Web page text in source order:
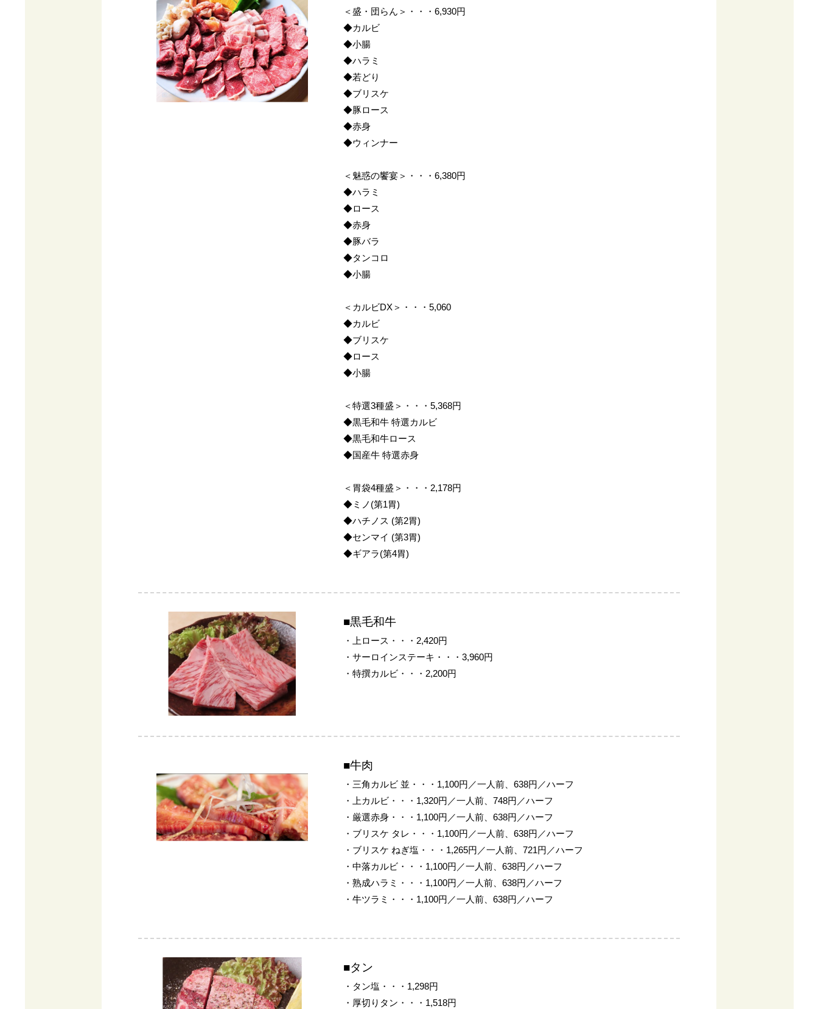
＜盛・団らん＞・・・6,930円
◆カルビ
◆小腸
◆ハラミ
◆若どり
◆ブリスケ
◆豚ロース
◆赤身
◆ウィンナー
＜魅惑の饗宴＞・・・6,380円
◆ハラミ
◆ロース
◆赤身
◆豚バラ
◆タンコロ
◆小腸
＜カルビDX＞・・・5,060
◆カルビ
◆ブリスケ
◆ロース
◆小腸
＜特選3種盛＞・・・5,368円
◆黒毛和牛 特選カルビ
◆黒毛和牛ロース
◆国産牛 特選赤身
＜胃袋4種盛＞・・・2,178円
◆ミノ(第1胃)
◆ハチノス (第2胃)
◆センマイ (第3胃)
◆ギアラ(第4胃)
■黒毛和牛
・上ロース・・・2,420円
・サーロインステーキ・・・3,960円
・特撰カルビ・・・2,200円
■牛肉
・三角カルビ 並・・・1,100円／一人前、638円／ハーフ
・上カルビ・・・1,320円／一人前、748円／ハーフ
・厳選赤身・・・1,100円／一人前、638円／ハーフ
・ブリスケ タレ・・・1,100円／一人前、638円／ハーフ
・ブリスケ ねぎ塩・・・1,265円／一人前、721円／ハーフ
・中落カルビ・・・1,100円／一人前、638円／ハーフ
・熟成ハラミ・・・1,100円／一人前、638円／ハーフ
・牛ツラミ・・・1,100円／一人前、638円／ハーフ
■タン
・タン塩・・・1,298円
・厚切りタン・・・1,518円